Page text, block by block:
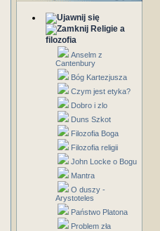
Religie a
filozofia
Anselm z
Cantenbury
Bóg Kartezjusza
Czym jest etyka?
Dobro i zlo
Duns Szkot
Filozofia Boga
Filozofia religii
John Locke o Bogu
Mantra
O duszy -
Arystoteles
Państwo Platona
Problem zła